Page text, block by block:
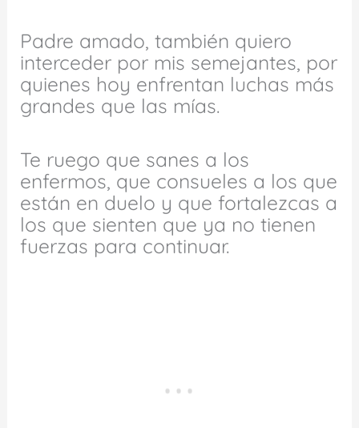
Padre amado, también quiero
interceder por mis semejantes, por
quienes hoy enfrentan luchas más
grandes que las mías.
Te ruego que sanes a los
enfermos, que consueles a los que
están en duelo y que fortalezcas a
los que sienten que ya no tienen
fuerzas para continuar.